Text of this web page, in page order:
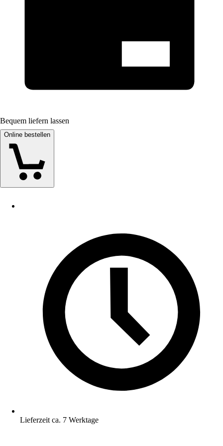
Bequem liefern lassen
Online bestellen
Lieferzeit ca. 7 Werktage